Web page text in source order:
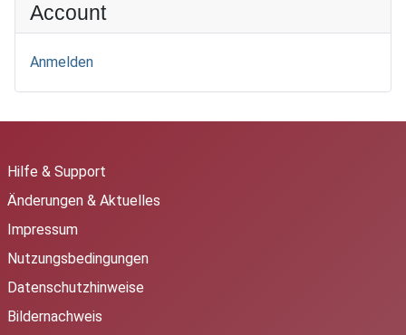
Account
Anmelden
Hilfe & Support
Änderungen & Aktuelles
Impressum
Nutzungsbedingungen
Datenschutzhinweise
Bildernachweis